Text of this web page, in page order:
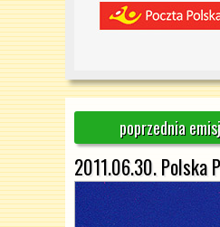
poprzednia
2011.06.30. Polska